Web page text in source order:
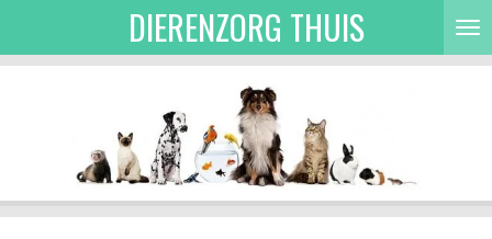
naar
DIERENZORG THUIS